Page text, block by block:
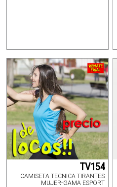
TV154
CAMISETA TECNICA TIRANTES
MUJER-GAMA ESPORT